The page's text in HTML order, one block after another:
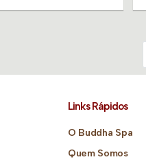
Links Rápidos
O Buddha Spa
Quem Somos